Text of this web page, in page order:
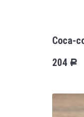
Coca-
204 Р